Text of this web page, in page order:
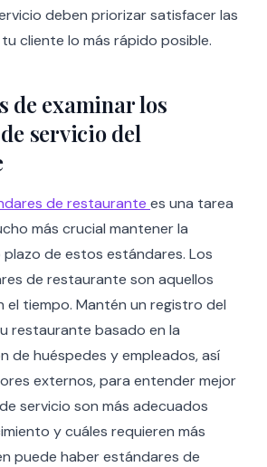
deben priorizar satisfacer las
cliente lo más rápido posible.
de examinar los
servicio del
de restaurante es una tarea
más crucial mantener la
plazo de estos estándares. Los
de restaurante son aquellos
el tiempo. Mantén un registro del
restaurante basado en la
de huéspedes y empleados, así
externos, para entender mejor
servicio son más adecuados
y cuáles requieren más
puede haber estándares de